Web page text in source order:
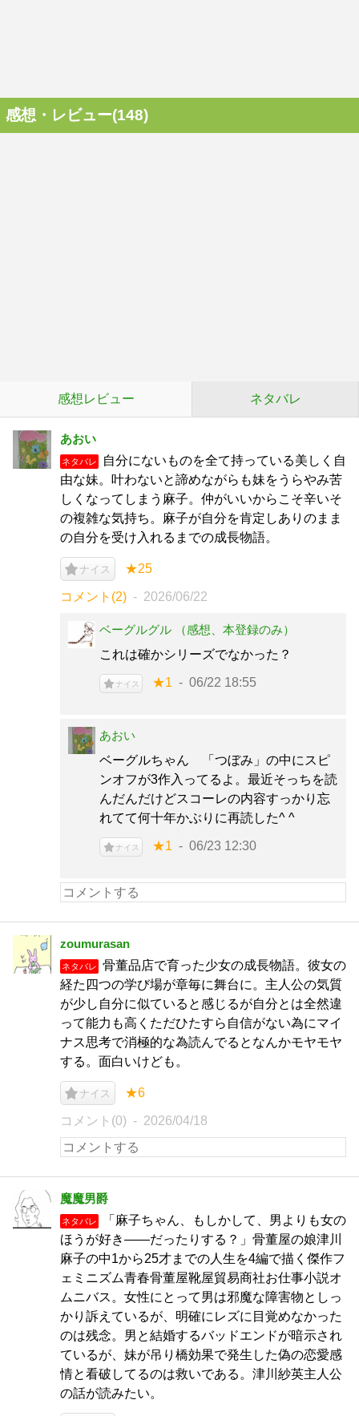
感想・レビュー(148)
感想レビュー ネタバレ
あおい
ネタバレ
自分にないものを全て持っている美しく自
由な妹。叶わないと諦めながらも妹をうらやみ苦
しくなってしまう麻子。仲がいいからこそ辛いそ
の複雑な気持ち。麻子が自分を肯定しありのまま
の自分を受け入れるまでの成長物語。
ナイス ★25
コメント(2) 2026/06/22
ベーグルグル （感想、本登録のみ）
これは確かシリーズでなかった？
ナイス ★1 06/22 18:55
あおい
ベーグルちゃん 「つぼみ」の中にスピ
ンオフが3作入ってるよ。最近そっちを読
んだんだけどスコーレの内容すっかり忘
れてて何十年かぶりに再読した^ ^
ナイス ★1 06/23 12:30
zoumurasan
ネタバレ
骨董品店で育った少女の成長物語。彼女の
経た四つの学び場が章毎に舞台に。主人公の気質
が少し自分に似ていると感じるが自分とは全然違
って能力も高くただひたすら自信がない為にマイ
ナス思考で消極的な為読んでるとなんかモヤモヤ
する。面白いけども。
ナイス ★6
コメント(0) 2026/04/18
魔魔男爵
ネタバレ
「麻子ちゃん、もしかして、男よりも女の
ほうが好き――だったりする？」骨董屋の娘津川
麻子の中1から25才までの人生を4編で描く傑作フ
ェミニズム青春骨董屋靴屋貿易商社お仕事小説オ
ムニバス。女性にとって男は邪魔な障害物としっ
かり訴えているが、明確にレズに目覚めなかった
のは残念。男と結婚するバッドエンドが暗示され
ているが、妹が吊り橋効果で発生した偽の恋愛感
情と看破してるのは救いである。津川紗英主人公
の話が読みたい。